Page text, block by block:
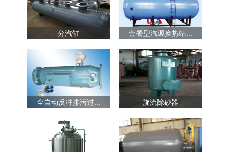
分汽缸 套餐型汽源换热站...
全自动反冲排污过... 旋流除砂器